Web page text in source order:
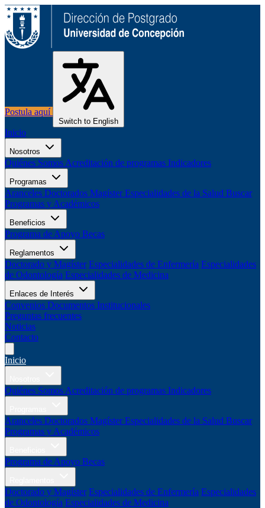
Postula aquí
Switch to English
Inicio
Nosotros
Quiénes Somos Acreditación de programas Indicadores
Programas
Aranceles Doctorados Magíster Especialidades de la Salud Buscar
Programas y Académicos
Beneficios
Programa de Apoyo Becas
Reglamentos
Doctorado y Magíster Especialidades de Enfermería Especialidades
de Odontología Especialidades de Medicina
Enlaces de Interés
Convenios Documentos Institucionales
Preguntas frecuentes
Noticias
Contacto
Inicio
Quiénes Somos Acreditación de programas Indicadores
Aranceles Doctorados Magíster Especialidades de la Salud Buscar
Programas y Académicos
Programa de Apoyo Becas
Doctorado y Magíster Especialidades de Enfermería Especialidades
de Odontología Especialidades de Medicina